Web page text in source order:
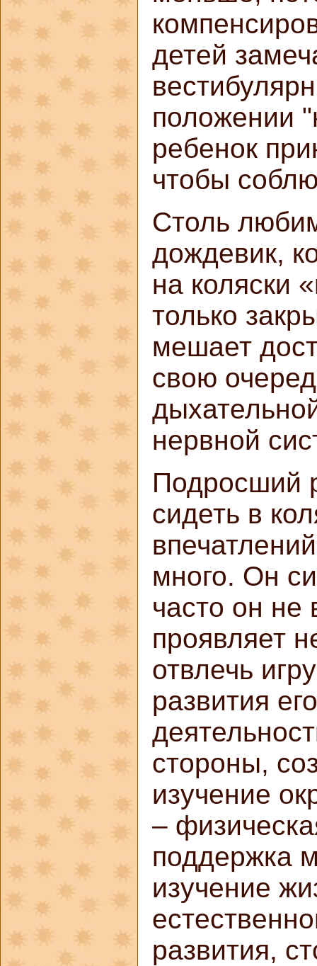
детей
положении
ребенок
чтобы
Столь
дождевик,
на коляски
только
мешает
свою
нервной
Подросший
сидеть в
много. Он
часто он не
проявляет
отвлечь
развития
стороны,
изучение
–
поддержка
изучение
развития,